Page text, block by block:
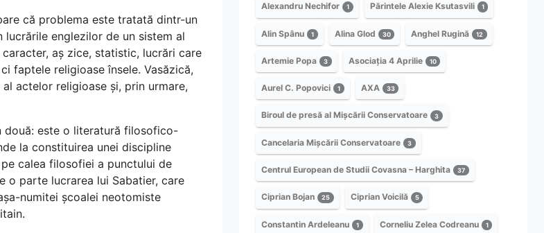
că problema este tratată dintr-un
englezilor de un sistem al
aș zice, statistic, lucrări care
faptele religioase însele. Vasăzică,
actelor religioase și, prin urmare,
două: este o literatură filosofico-
la constituirea unei discipline
calea filosofiei a punctului de
o parte lucrarea lui Sabatier, care
numitei școalei neotomiste
Alexandru Nechifor 1 Părintele Alexie Ksutasvili 1
Alin Spânu 1 Alina Glod 30 Anghel Rugină 12
Artemie Popa 3 Asociația 4 Aprilie 10
Aurel C. Popovici 1 AXA 33
Biroul de presă al Mișcării Conservatoare 3
Cancelaria Mișcării Conservatoare 3
Centrul European de Studii Covasna – Harghita 37
Ciprian Bojan 25 Ciprian Voicilă 5
Constantin Ardeleanu 1 Corneliu Zelea Codreanu 1